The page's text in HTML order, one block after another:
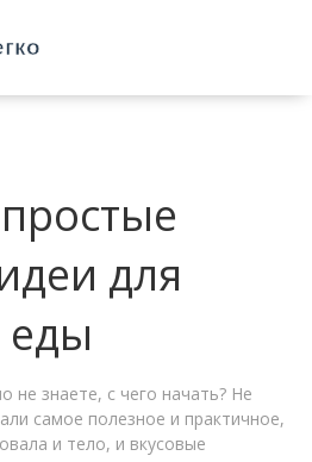
для
еды
не знаете, с чего начать? Не
самое полезное и практичное,
и тело, и вкусовые